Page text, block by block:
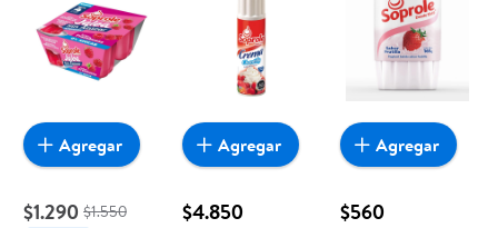
$1.290 $1.550
Agregar
$4.850
Agregar
$560
Agregar